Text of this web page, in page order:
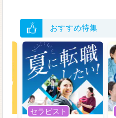
おすすめ特集
セラピスト